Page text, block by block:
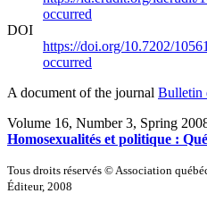
occurred
DOI
https://doi.org/10.7202/
occurred
A document of the journal Bulletin
Volume 16, Number 3, Spring
Homosexualités et politique :
Tous droits réservés © Association
Éditeur, 2008